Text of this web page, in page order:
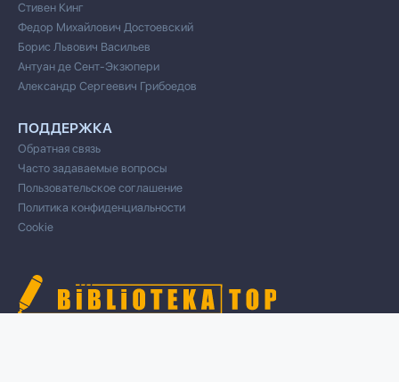
Стивен Кинг
Федор Михайлович Достоевский
Борис Львович Васильев
Антуан де Сент-Экзюпери
Александр Сергеевич Грибоедов
ПОДДЕРЖКА
Обратная связь
Часто задаваемые вопросы
Пользовательское соглашение
Политика конфиденциальности
Cookie